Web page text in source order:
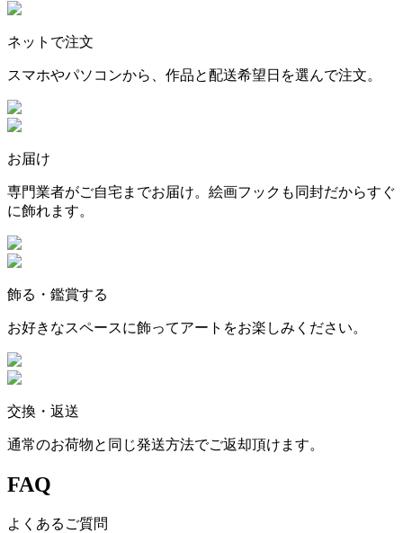
ネットで注文
スマホやパソコンから、作品と配送希望日を選んで注文。
お届け
専門業者がご自宅までお届け。絵画フックも同封だからすぐ
に飾れます。
飾る・鑑賞する
お好きなスペースに飾ってアートをお楽しみください。
交換・返送
通常のお荷物と同じ発送方法でご返却頂けます。
FAQ
よくあるご質問